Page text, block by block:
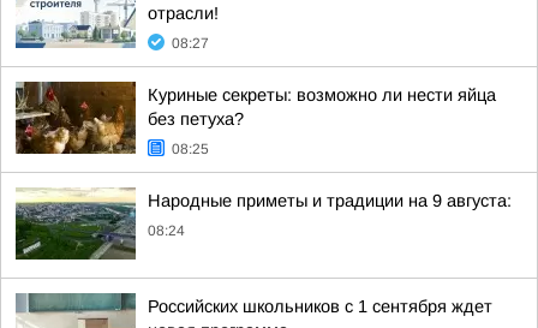
отрасли!
08:27
Куриные секреты: возможно ли нести яйца
без петуха?
08:25
Народные приметы и традиции на 9 августа:
08:24
Российских школьников с 1 сентября ждет